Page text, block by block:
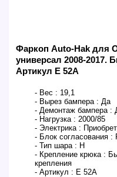
Фаркоп Auto-Hak для
универсал 2008-
Артикул E 52A
- Вес : 19,1
- Вырез бампера : Да
- Демонтаж бампера :
- Нагрузка : 2000/85
- Электрика :
- Блок согласования :
- Тип шара : H
- Крепление крюка :
крепления
- Артикул : E 52A